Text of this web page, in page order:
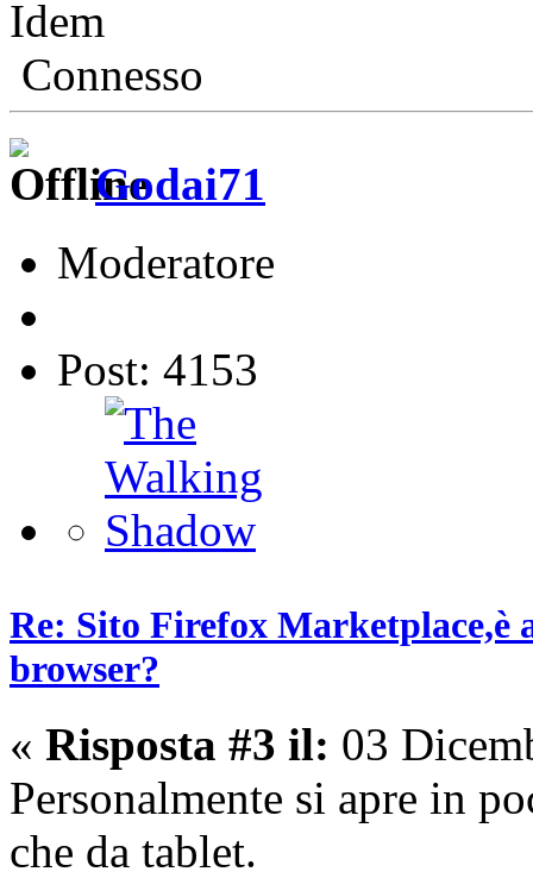
Idem
Connesso
Godai71
Moderatore
Post: 4153
Re: Sito Firefox Marketplace,è
browser?
« Risposta #3 il: 03
Personalmente si apre in
che da tablet.